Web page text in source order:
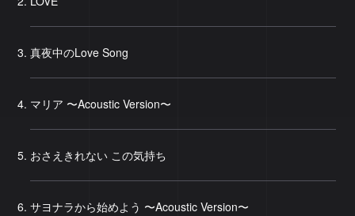
真夜中のLove Song
マリア 〜Acoustic Version〜
おさえきれない この気持ち
サヨナラから始めよう 〜Acoustic Version〜